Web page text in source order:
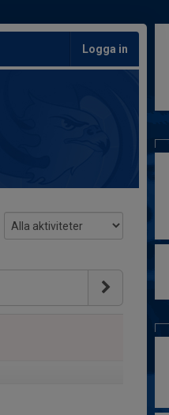
Logga in